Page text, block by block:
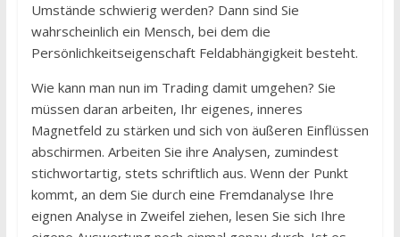
Umstände schwierig werden? Dann sind Sie
wahrscheinlich ein Mensch, bei dem die
Persönlichkeitseigenschaft Feldabhängigkeit besteht.
Wie kann man nun im Trading damit umgehen? Sie
müssen daran arbeiten, Ihr eigenes, inneres
Magnetfeld zu stärken und sich von äußeren Einflüssen
abschirmen. Arbeiten Sie ihre Analysen, zumindest
stichwortartig, stets schriftlich aus. Wenn der Punkt
kommt, an dem Sie durch eine Fremdanalyse Ihre
eignen Analyse in Zweifel ziehen, lesen Sie sich Ihre